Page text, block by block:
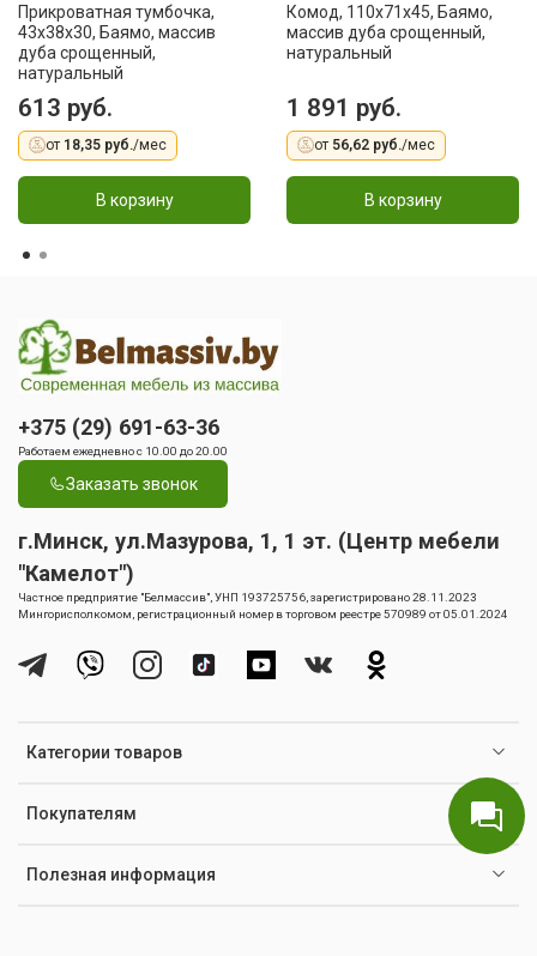
Прикроватная тумбочка,
43х38х30, Баямо, массив
дуба срощенный,
натуральный
613 руб.
от 18,35 руб./мес
В корзину
Комод, 110x71x45, Баямо,
массив дуба срощенный,
натуральный
1 891 руб.
от 56,62 руб./мес
В корзину
Категории товаров
Покупателям
Полезная информация
+375 (29) 691-63-36
Работаем ежедневно с 10.00 до 20.00
Заказать звонок
г.Минск, ул.Мазурова, 1, 1 эт. (Центр мебели
"Камелот")
Частное предприятие "Белмассив", УНП 193725756, зарегистрировано 28.11.2023
Мингорисполкомом, регистрационный номер в торговом реестре 570989 от 05.01.2024